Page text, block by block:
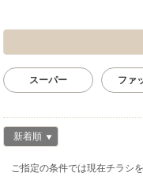
スーパー ファ
新着順
ご指定の条件では現在チラシ